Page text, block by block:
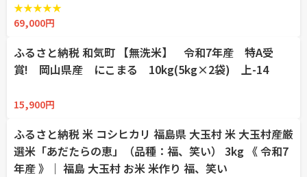
★★★★★
69,000円
ふるさと納税 和気町 【無洗米】 令和7年産 特A受
賞! 岡山県産 にこまる 10kg(5kg×2袋) 上-14
15,900円
ふるさと納税 米 コシヒカリ 福島県 大玉村 米 大玉村産厳
選米「あだたらの恵」（品種：福、笑い） 3kg 《 令和7
年産 》｜ 福島 大玉村 お米 米作り 福、笑い